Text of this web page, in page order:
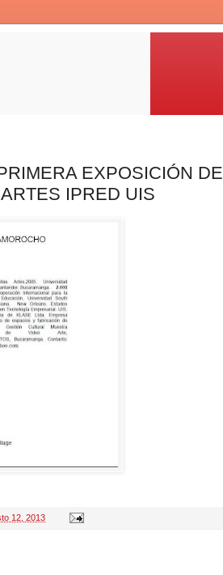
EXPOSICIÓN DE
IPRED UIS
12, 2013